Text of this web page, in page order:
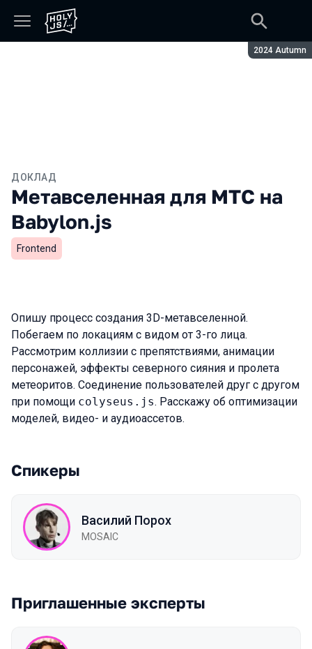
Сезон:
2024 Autumn
ДОКЛАД
Метавселенная для МТС на
Babylon.js
Frontend
Опишу процесс создания 3D-метавселенной.
Побегаем по локациям с видом от 3-го лица.
Рассмотрим коллизии с препятствиями, анимации
персонажей, эффекты северного сияния и пролета
метеоритов. Соединение пользователей друг с другом
при помощи colyseus.js. Расскажу об оптимизации
моделей, видео- и аудиоассетов.
Спикеры
Василий Порох
MOSAIC
Приглашенные эксперты